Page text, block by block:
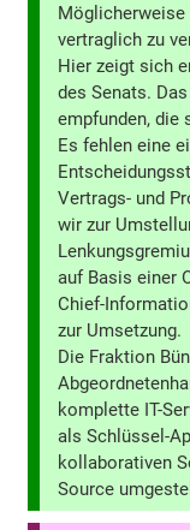
Möglicherweise
vertraglich zu
Hier zeigt sich
des Senats.
empfunden, die
Es fehlen eine
Vertrags- und
wir zur
auf Basis einer
Chief-
zur Umsetzung.
Die Fraktion
komplette IT-
als Schlüssel-
kollaborativen
Source